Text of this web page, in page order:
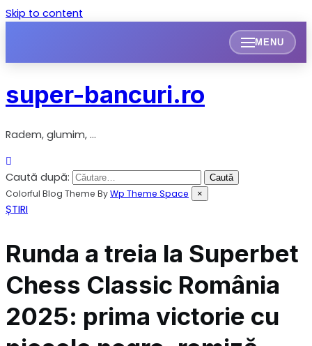
Skip to content
MENU
super-bancuri.ro
Radem, glumim, …
Caută după:
Colorful Blog Theme ByWp Theme Space ×
ȘTIRI
Runda a treia la Superbet
Chess Classic România
2025: prima victorie cu